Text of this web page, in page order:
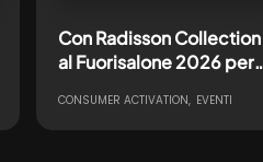
CONSUMER ACTIVATION EVENTI
Con Radisson Collection
al Fuorisalone 2026 per
hospitality itinerante